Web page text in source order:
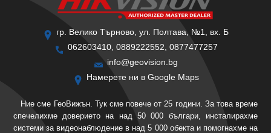
гр. Велико Търново, ул. Полтава, №1, вх. Б
062603410, 0889222552, 0877477257
info@geovision.bg
Намерете ни в Google Maps
Ние сме ГеоВижън. Тук сме повече от 25 години. За това време
спечелихме доверието на над 50 000 българи, инсталирахме
системи за видеонаблюдение в над 5 000 обекта и помогнахме на